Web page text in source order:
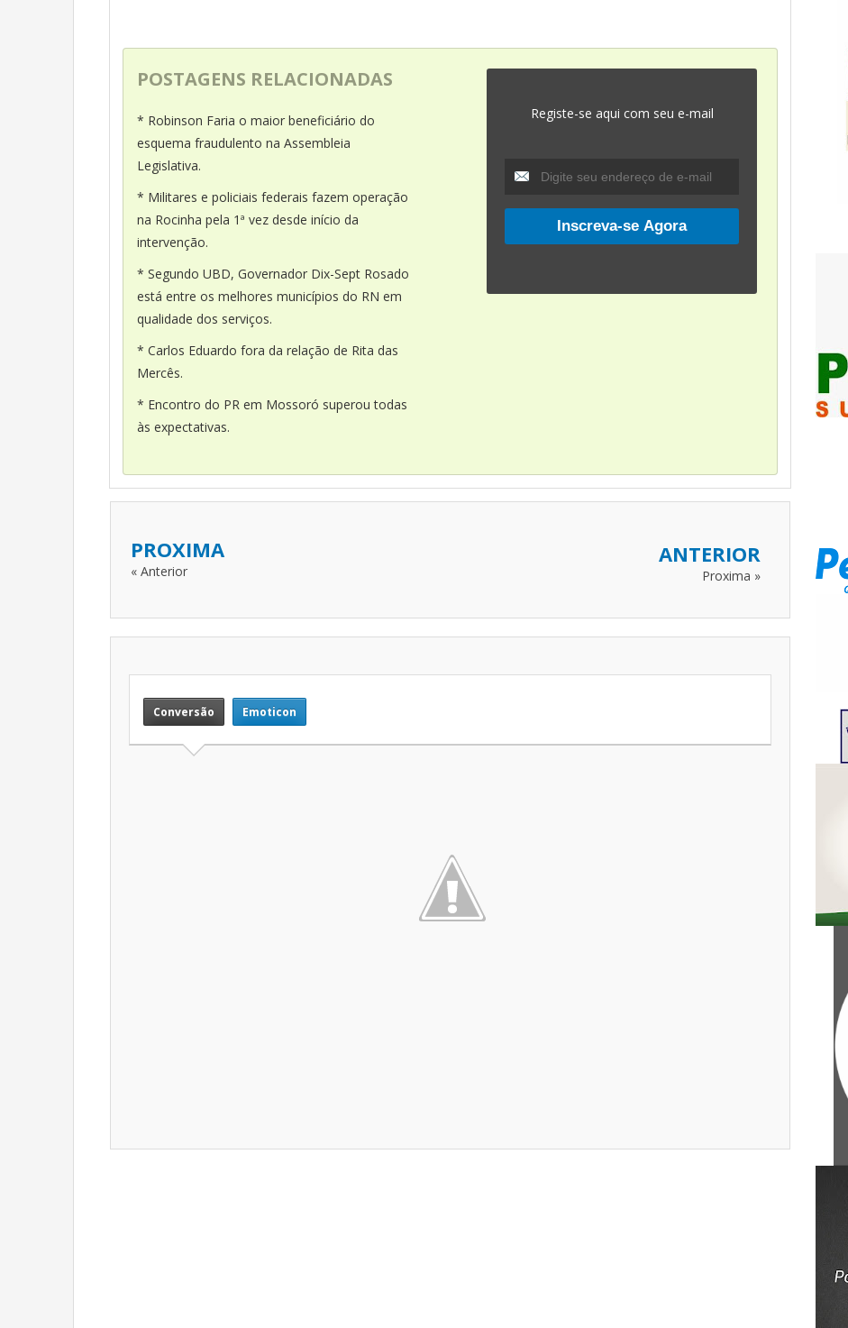
POSTAGENS RELACIONADAS
* Robinson Faria o maior beneficiário do
esquema fraudulento na Assembleia
Legislativa.
* Militares e policiais federais fazem operação
na Rocinha pela 1ª vez desde início da
intervenção.
* Segundo UBD, Governador Dix-Sept Rosado
está entre os melhores municípios do RN em
qualidade dos serviços.
* Carlos Eduardo fora da relação de Rita das
Mercês.
* Encontro do PR em Mossoró superou todas
às expectativas.
Registe-se aqui com seu e-mail
PROXIMA
« Anterior
ANTERIOR
Proxima »
Conversão Emoticon